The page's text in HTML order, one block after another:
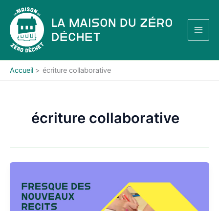
contenu
La Maison du Zéro
Déchet
Accueil écriture collaborative
écriture collaborative